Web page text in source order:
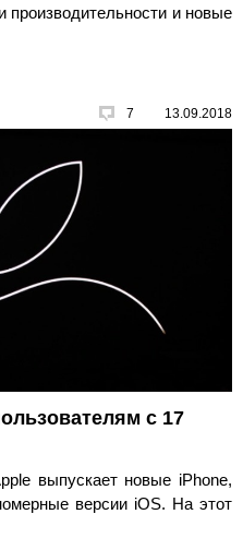
производительности и новые
7 13.09.2018
с 17
выпускает новые iPhone,
версии iOS. На этот